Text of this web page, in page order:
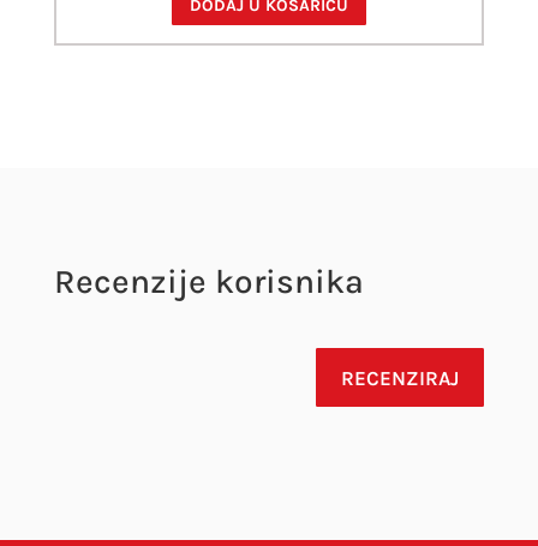
DODAJ U KOŠARICU
Recenzije korisnika
RECENZIRAJ